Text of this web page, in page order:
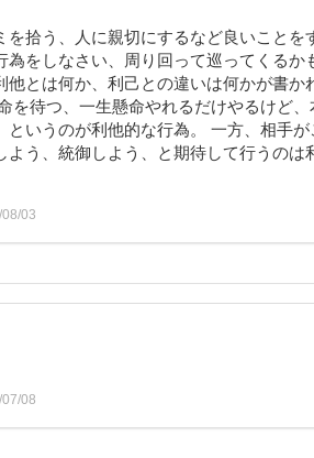
拾う、人に親切にするなど良いことを
をしなさい、周り回って巡ってくるか
とは何か、利己との違いは何かが書か
を待つ、一生懸命やれるだけやるけど、
というのが利他的な行為。 一方、相手が
う、統御しよう、と期待して行うのは
03
08